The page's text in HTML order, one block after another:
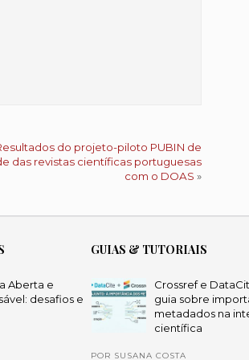
do projeto-piloto PUBIN de
das revistas científicas portuguesas
com o DOAS »
Aberta e
desafios e
GUIAS & TUTORIAIS
Crossref e
guia sobre
metadados na
científica
POR SUSANA COSTA